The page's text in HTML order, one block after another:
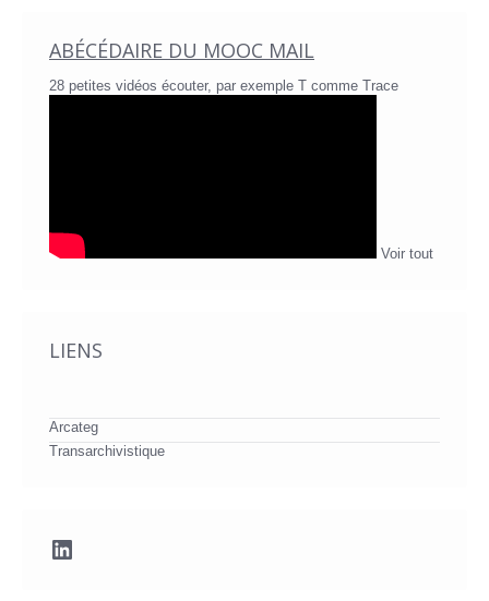
ABÉCÉDAIRE DU MOOC MAIL
28 petites vidéos écouter, par exemple T comme Trace
Voir tout
LIENS
Arcateg
Transarchivistique
LinkedIn